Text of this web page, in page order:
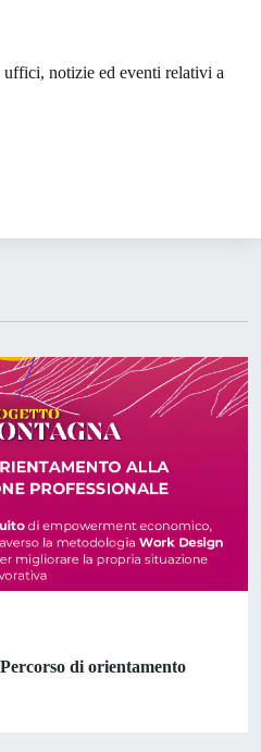
notizie ed eventi relativi a
di orientamento